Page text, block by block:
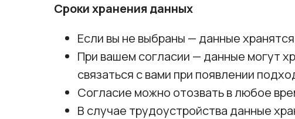
Сроки хранения данных
Если вы не выбраны — данные
При вашем согласии — данные могут
связаться с вами при появлении
Согласие можно отозвать в любое
В случае трудоустройства данные